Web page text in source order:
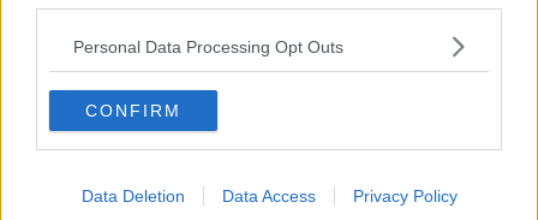
Personal Data Processing Opt Outs
CONFIRM
Data Deletion Data Access Privacy Policy
- Furti nelle abitazioni (93 su 107)
PISA- Punti di forza:
- Disponibilità asili (7 su 107)
- Consumi per famiglie (9 su 107)
- Emigrazione ospedaliera (12 su 107)
PISA - Punti di debolezza: